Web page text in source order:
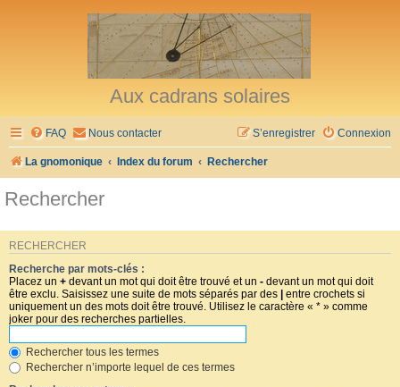
Aux cadrans solaires
FAQ Nous contacter Connexion
S’enregistrer
La gnomonique Index du forum Rechercher
Rechercher
RECHERCHER
Recherche par mots-clés :
Placez un + devant un mot qui doit être trouvé et un - devant un mot qui doit
être exclu. Saisissez une suite de mots séparés par des | entre crochets si
uniquement un des mots doit être trouvé. Utilisez le caractère « * » comme
joker pour des recherches partielles.
Rechercher tous les termes
Rechercher n’importe lequel de ces termes